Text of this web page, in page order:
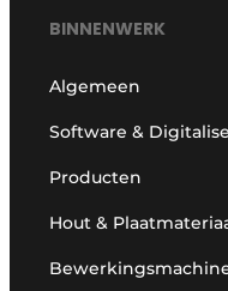
BINNENWERK
Algemeen
Software &
Producten
Hout &